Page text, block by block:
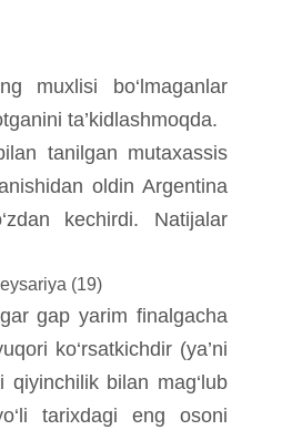
muxlisi bo‘lmaganlar
ta’kidlashmoqda.
tanilgan mutaxassis
oldin Argentina
kechirdi. Natijalar
(19)
gap yarim finalgacha
ko‘rsatkichdir (ya’ni
qiyinchilik bilan mag‘lub
tarixdagi eng osoni